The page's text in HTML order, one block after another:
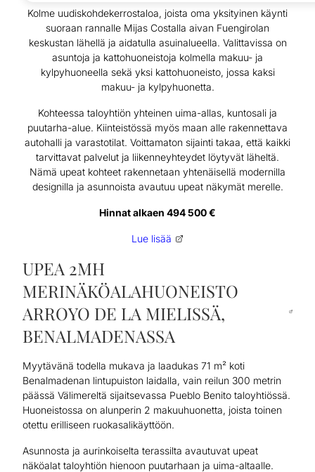
Kolme uudiskohdekerrostaloa, joista oma yksityinen käynti
suoraan rannalle Mijas Costalla aivan Fuengirolan
keskustan lähellä ja aidatulla asuinalueella. Valittavissa on
asuntoja ja kattohuoneistoja kolmella makuu- ja
kylpyhuoneella sekä yksi kattohuoneisto, jossa kaksi
makuu- ja kylpyhuonetta.
Kohteessa taloyhtiön yhteinen uima-allas, kuntosali ja
puutarha-alue. Kiinteistössä myös maan alle rakennettava
autohalli ja varastotilat. Voittamaton sijainti takaa, että kaikki
tarvittavat palvelut ja liikenneyhteydet löytyvät läheltä.
Nämä upeat kohteet rakennetaan yhtenäisellä modernilla
designilla ja asunnoista avautuu upeat näkymät merelle.
Hinnat alkaen 494 500 €
Lue lisää
UPEA 2MH
MERINÄKÖALAHUONEISTO
ARROYO DE LA MIELISSÄ,
BENALMADENASSA
Myytävänä todella mukava ja laadukas 71 m² koti
Benalmadenan lintupuiston laidalla, vain reilun 300 metrin
päässä Välimereltä sijaitsevassa Pueblo Benito taloyhtiössä.
Huoneistossa on alunperin 2 makuuhuonetta, joista toinen
otettu erilliseen ruokasalikäyttöön.
Asunnosta ja aurinkoiselta terassilta avautuvat upeat
näköalat taloyhtiön hienoon puutarhaan ja uima-altaalle.